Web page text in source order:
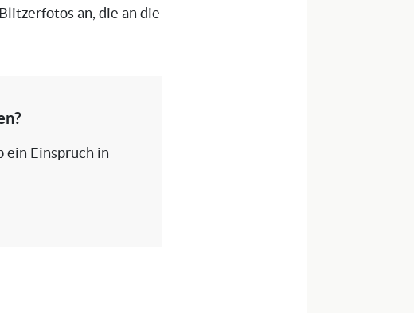
an, die an die
ein Einspruch in